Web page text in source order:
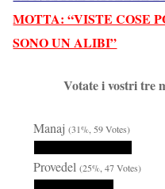
MOTTA: “VISTE COSE
SONO UN ALIBI”
Votate i vostri tre
Manaj(31%, 59 Votes)
Provedel(25%, 47 Votes)